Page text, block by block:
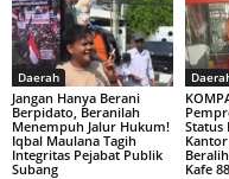
Daerah
Jangan Hanya Berani
Berpidato, Beranilah
Menempuh Jalur Hukum!
Iqbal Maulana Tagih
Integritas Pejabat Publik
Subang
Status
Kafe 88